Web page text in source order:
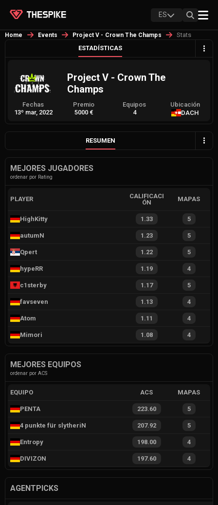
ES
Home Events Project V - Crown The Champs
Stats
ESTADÍSTICAS
Project V - Crown The
Champs
Fechas
13º mar, 2022
Premio
5000 €
Equipos
4
Ubicación
DACH
RESUMEN
MEJORES JUGADORES
ordenar por Rating
PLAYER
CALIFICACI
ÓN
MAPAS
HighKitty 1.33 5
autumN 1.23 5
Qpert 1.22 5
hypeRR 1.19 4
c1sterby 1.17 5
favseven 1.13 4
Atom 1.11 4
Mimori 1.08 4
MEJORES EQUIPOS
ordenar por ACS
EQUIPO ACS MAPAS
PENTA 223.60 5
4 punkte für slytheriN 207.92 5
Entropy 198.00 4
DIVIZON 197.60 4
AGENTPICKS